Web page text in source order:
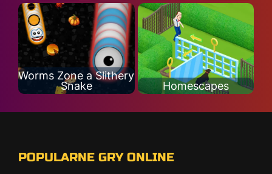
Worms Zone a Slithery
Snake
Homescapes
POPULARNE GRY ONLINE